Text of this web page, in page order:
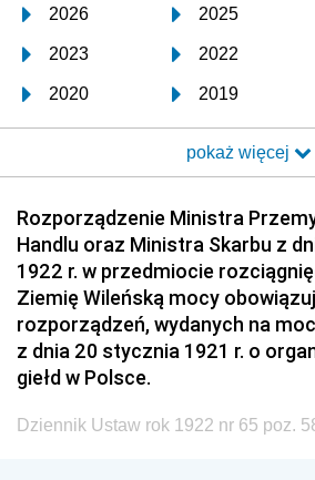
2026 2025
2023 2022
2020 2019
2017 2016
2014 2013
2011 2010
2008 2007
2005 2004
2002 2001
1999
pokaż więcej
Rozporządzenie Ministra
Handlu oraz Ministra Skarbu z
1922 r. w przedmiocie
Ziemię Wileńską mocy
rozporządzeń, wydanych na
z dnia 20 stycznia 1921 r. o
giełd w Polsce.
Dziennik Ustaw rok 1922 nr 65 poz.